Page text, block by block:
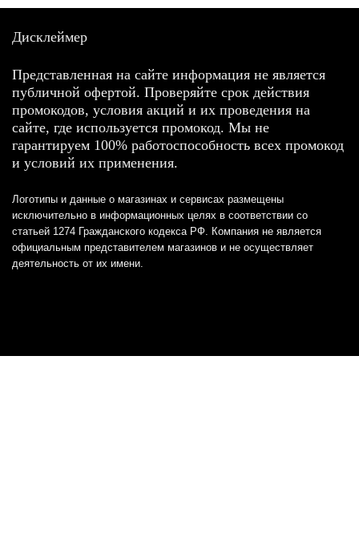
Дисклеймер
Представленная на сайте информация не является
публичной офертой. Проверяйте срок действия
промокодов, условия акций и их проведения на
сайте, где используется промокод. Мы не
гарантируем 100% работоспособность всех промокод
и условий их применения.
Логотипы и данные о магазинах и сервисах размещены
исключительно в информационных целях в соответствии со
статьей 1274 Гражданского кодекса РФ. Компания не является
официальным представителем магазинов и не осуществляет
деятельность от их имени.
Отказ от ответственности